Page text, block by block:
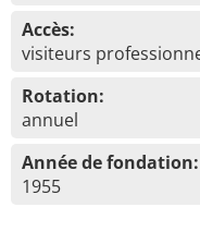
Accès:
visiteurs
Rotation:
annuel
Année de fondation:
1955